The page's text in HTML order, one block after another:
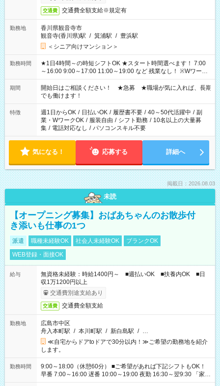
交通費 交通費全額支給※規定有
勤務地
香川県観音寺市
観音寺(香川県)駅 / 箕浦駅 / 豊浜駅
＜シニア向けマンション＞
勤務時間
★1日4時間～の時短シフトOK ★スタート時間選べます！ 7:00
～16:00 9:00～17:00 11:00～19:00 など 残業なし！ ※Wワーク
の場合、他のお仕事と合わせ週40時間超の就業はご案内できま
せん ※法令に基づき、週20時間以上勤務は社会保険への加入対
象となります ※労働者派遣法（日雇い派遣の原則禁止）によ
り、短時間・短期間の就業はご案内が難しい場合があります
期間
開始日はご相談ください！ ★急募 ★職場が気に入れば、長期
でも働けます！
特徴 週1日からOK / 日払いOK / 履歴書不要 / 40～50代活躍中 / 副
業・WワークOK / 服装自由 / シフト勤務 / 10名以上の大量募
集 / 電話対応なし / パソコンスキル不要
気になる！ 応募する 詳細へ
掲載日：2026.08.03
未読
【オープニング募集】おばあちゃんのお散歩付
き添いも仕事の1つ
派遣 職種未経験OK 社会人未経験OK
ブランクOK
WEB登録・面接OK
給与
無資格未経験：時給1400円～ ■週払いOK ■扶養内OK ■日
収1万1200円以上
交通費別途支給あり
交通費 交通費全額支給
勤務地
広島市中区
舟入本町駅 / 本川町駅 / 新白島駅 / …
≪自宅からドアtoドアで30分以内！≫ご希望の勤務地を紹介
します。
勤務時間
9:00～18:00（休憩60分） ■ご希望があれば下記シフトもOK！
早番 7:00～16:00 遅番 10:00～19:00 夜勤 16:30～翌9:30 「家族
と休みを合わせたい」 「余裕を持って夕飯の準備がしたい」